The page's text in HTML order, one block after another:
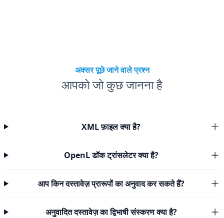
अक्सर पूछे जाने वाले प्रश्न
आपको जो कुछ जानना है
XML फ़ाइल क्या है?
OpenL डॉक ट्रांसलेटर क्या है?
आप किन दस्तावेज़ प्रारूपों का अनुवाद कर सकते हैं?
अनुवादित दस्तावेज़ का द्विभाषी संस्करण क्या है?